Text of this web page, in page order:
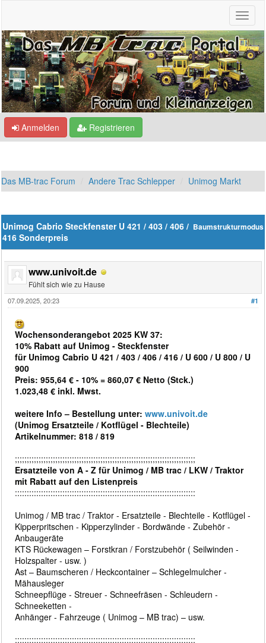
Anmelden Registrieren
Das MB-trac Forum Andere Trac Schlepper Unimog Markt
Baumstrukturmodus
Unimog Cabrio Steckfenster U 421 / 403 / 406 /
416 Sonderpreis
www.univoit.de
Fühlt sich wie zu Hause
#1
07.09.2025, 20:23
Wochensonderangebot 2025 KW 37:
10% Rabatt auf Unimog - Steckfenster
für Unimog Cabrio U 421 / 403 / 406 / 416 / U 600 / U 800 / U
900
Preis: 955,64 € - 10% = 860,07 € Netto (Stck.)
1.023,48 € inkl. Mwst.
weitere Info – Bestellung unter:www.univoit.de
(Unimog Ersatzteile / Kotflügel - Blechteile)
Artikelnummer: 818 / 819
;;;;;;;;;;;;;;;;;;;;;;;;;;;;;;;;;;;;;;;;;;;;;;;;;;;;;;;;;;;;;;;;;;;;;;;;;;;;
Ersatzteile von A - Z für Unimog / MB trac / LKW / Traktor
mit Rabatt auf den Listenpreis
::::::::::::::::::::::::::::::::::::::::::::::::::::::::::::::::::::::::::::
Unimog / MB trac / Traktor - Ersatzteile - Blechteile - Kotflügel -
Kipperpritschen - Kipperzylinder - Bordwände - Zubehör -
Anbaugeräte
KTS Rückewagen – Forstkran / Forstzubehör ( Seilwinden -
Holzspalter - usw. )
Ast – Baumscheren / Heckcontainer – Schlegelmulcher -
Mähausleger
Schneepflüge - Streuer - Schneefräsen - Schleudern -
Schneeketten -
Anhänger - Fahrzeuge ( Unimog – MB trac) – usw.
;;;;;;;;;;;;;;;;;;;;;;;;;;;;;;;;;;;;;;;;;;;;;;;;;;;;;;;;;;;;;;;;;;;;;;;;;;;;